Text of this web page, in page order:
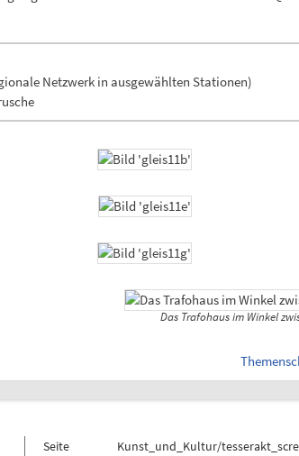
Netzwerk in ausgewählten Stationen)
Das Trafohaus im Winkel
Seite
Kunst_und_Kultur/